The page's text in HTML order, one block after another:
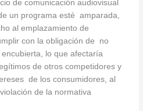
de comunicación audiovisual
un programa esté amparada,
al emplazamiento de
con la obligación de no
lo que afectaría
de otros competidores y
de los consumidores, al
de la normativa